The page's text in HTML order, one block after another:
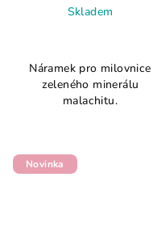
Skladem
Náramek pro milovnice
zeleného minerálu
malachitu.
Novinka